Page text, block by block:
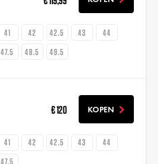
41 42 42.5 43
44
47.5 48.5 49.5
€ 120 KOPEN
41 42 42.5 43
44
47.5